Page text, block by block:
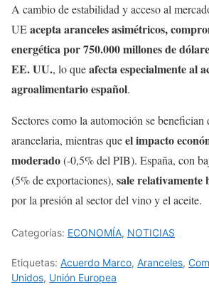
A cambio de estabilidad y acceso al
UEacepta aranceles asimétricos,
energética por 750.000 millones de
EE. UU., lo queafecta especialmente al
agroalimentario español.
Sectores como la automoción se benefician
arancelaria, mientras queel impacto
moderado(-0,5% del PIB). España, con
(5% de exportaciones), sale relativamente
por la presión al sector del vino y el aceite.
Categorías: ECONOMÍA, NOTICIAS
Etiquetas: Acuerdo Marco, Aranceles,
Unidos, Unión Europea